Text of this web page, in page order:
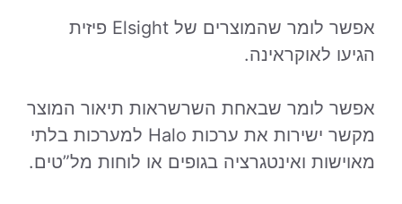
אפשר לומר שהמוצרים של Elsight פיזית
הגיעו לאוקראינה.
אפשר לומר שבאחת השרשראות תיאור המוצר
מקשר ישירות את ערכות Halo למערכות בלתי
מאוישות ואינטגרציה בגופים או לוחות מל”טים.